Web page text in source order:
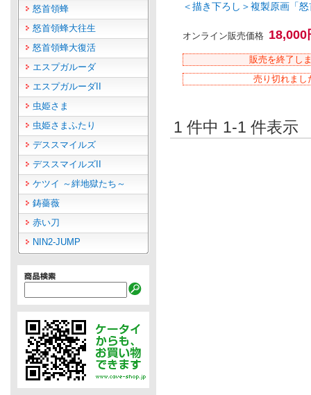
怒首領蜂
怒首領蜂大往生
怒首領蜂大復活
エスプガルーダ
エスプガルーダII
虫姫さま
虫姫さまふたり
デススマイルズ
デススマイルズII
ケツイ ～絆地獄たち～
鋳薔薇
赤い刀
NIN2-JUMP
＜描き下ろし＞複製原画「
オンライン販売価格 18,000
販売を終了し
売り切れまし
1 件中 1-1 件表